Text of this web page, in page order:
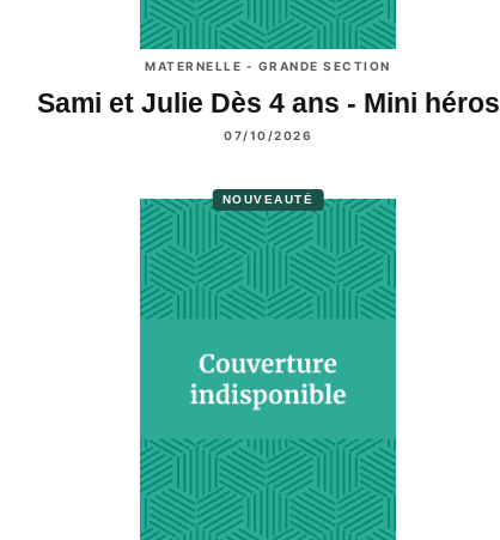
MATERNELLE - GRANDE SECTION
Sami et Julie Dès 4 ans - Mini héros
07/10/2026
NOUVEAUTÉ